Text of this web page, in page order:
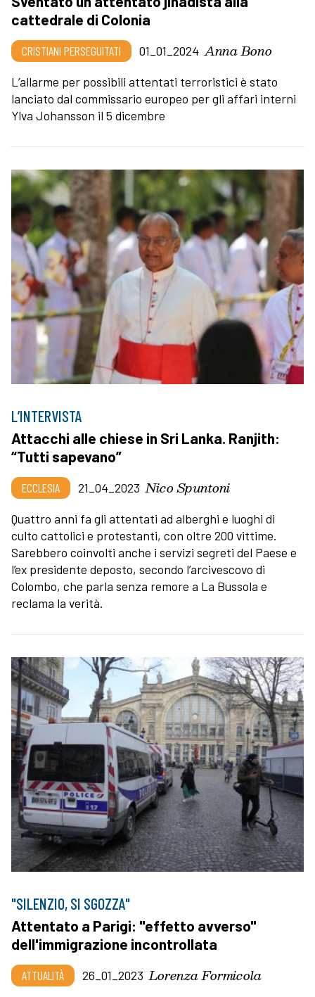
cattedrale di Colonia
CRISTIANI PERSEGUITATI 01_01_2024 Anna Bono
L’allarme per possibili attentati terroristici è stato
lanciato dal commissario europeo per gli affari interni
Ylva Johansson il 5 dicembre
L’INTERVISTA
Attacchi alle chiese in Sri Lanka. Ranjith:
“Tutti sapevano”
ECCLESIA 21_04_2023 Nico Spuntoni
Quattro anni fa gli attentati ad alberghi e luoghi di
culto cattolici e protestanti, con oltre 200 vittime.
Sarebbero coinvolti anche i servizi segreti del Paese e
l’ex presidente deposto, secondo l’arcivescovo di
Colombo, che parla senza remore a La Bussola e
reclama la verità.
"SILENZIO, SI SGOZZA"
Attentato a Parigi: "effetto avverso"
dell'immigrazione incontrollata
ATTUALITÀ 26_01_2023 Lorenza Formicola